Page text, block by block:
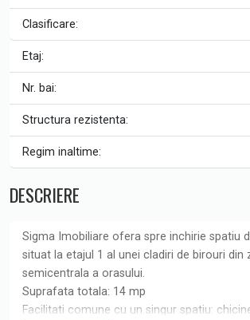
Clasificare:
Etaj:
Nr. bai:
Structura rezistenta:
Regim inaltime:
DESCRIERE
Sigma Imobiliare ofera spre inchirie spatiu
situat la etajul 1 al unei cladiri de birouri din
semicentrala a orasului.
Suprafata totala: 14 mp
Facilitati comune cu un singur spatiu: